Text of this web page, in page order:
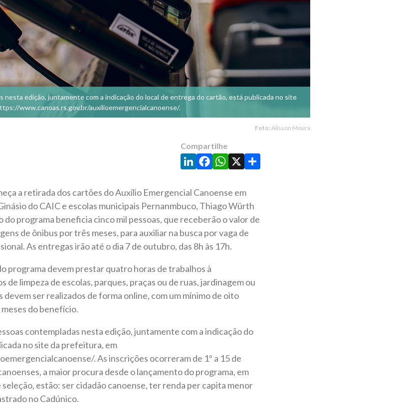
nesta edição, juntamente com a indicação do local de entrega do cartão, está publicada no site
www.canoas.rs.gov.br/auxilioemergencialcanoense/.
Foto: Alisson Moura
Compartilhe
LinkedIn
Facebook
WhatsApp
X Share
a retirada dos cartões do Auxílio Emergencial Canoense em
do CAIC e escolas municipais Pernanmbuco, Thiago Würth
do programa beneficia cinco mil pessoas, que receberão o valor de
de ônibus por três meses, para auxiliar na busca por vaga de
As entregas irão até o dia 7 de outubro, das 8h às 17h.
programa devem prestar quatro horas de trabalhos à
de limpeza de escolas, parques, praças ou de ruas, jardinagem ou
ser realizados de forma online, com um mínimo de oito
do benefício.
contempladas nesta edição, juntamente com a indicação do
no site da prefeitura, em
. As inscrições ocorreram de 1º a 15 de
a maior procura desde o lançamento do programa, em
estão: ser cidadão canoense, ter renda per capita menor
no Cadúnico.